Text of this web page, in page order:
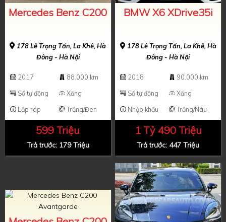
Mercedes Benz C200
178 Lê Trọng Tấn, La Khê, Hà
Đông - Hà Nội
2017
88.000 km
Số tự động
Xăng
Lắp ráp
Trắng/Đen
599 Triệu
Trả trước: 179 Triệu
BMW X6 XDrive35i
178 Lê Trọng Tấn, La Khê, Hà
Đông - Hà Nội
2018
90.000 km
Số tự động
Xăng
Nhập khẩu
Trắng/Nâu
1 Tỷ 490 Triệu
Trả trước: 447 Triệu